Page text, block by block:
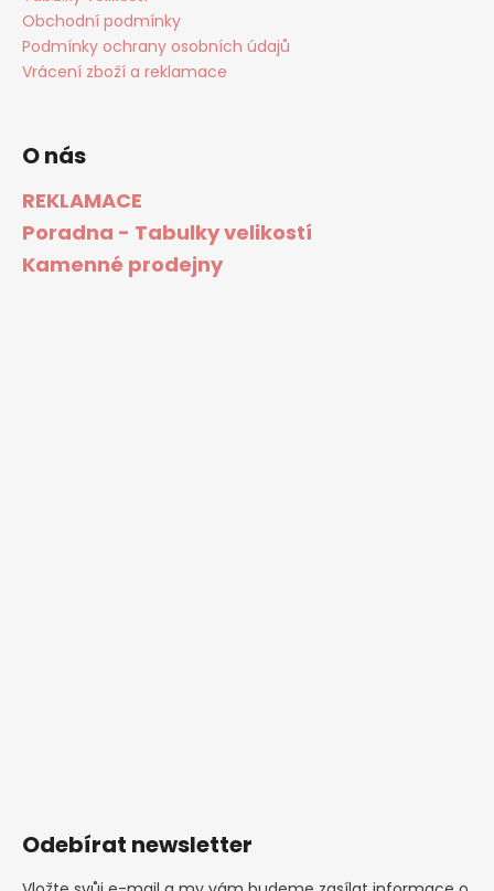
Obchodní podmínky
Podmínky ochrany osobních údajů
Vrácení zboží a reklamace
O nás
REKLAMACE
Poradna - Tabulky velikostí
Kamenné prodejny
Odebírat newsletter